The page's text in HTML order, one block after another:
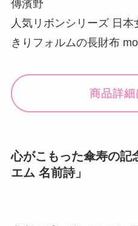
傳濱野
人気リボンシリーズ 日
きりフォルムの長財布
商品詳細
心がこもった傘寿の記
エム 名前詩」